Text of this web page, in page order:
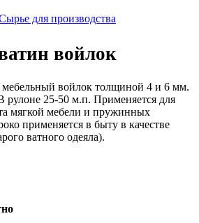
для производства
войлок
войлок толщиной 4 и 6 мм.
25-50 м.п. Применяется для
мягкой мебели и пружинных
применяется в быту в качестве
ватного одеяла).